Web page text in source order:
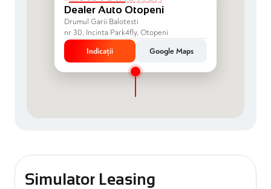
Dealer Auto Otopeni
Drumul Garii Balotesti
nr 30, Incinta Park4fly, Otopeni
Indicații
Google Maps
Simulator Leasing